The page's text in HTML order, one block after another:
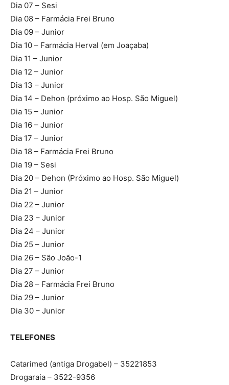
Dia 07 – Sesi
Dia 08 – Farmácia Frei Bruno
Dia 09 – Junior
Dia 10 – Farmácia Herval (em Joaçaba)
Dia 11 – Junior
Dia 12 – Junior
Dia 13 – Junior
Dia 14 – Dehon (próximo ao Hosp. São Miguel)
Dia 15 – Junior
Dia 16 – Junior
Dia 17 – Junior
Dia 18 – Farmácia Frei Bruno
Dia 19 – Sesi
Dia 20 – Dehon (Próximo ao Hosp. São Miguel)
Dia 21 – Junior
Dia 22 – Junior
Dia 23 – Junior
Dia 24 – Junior
Dia 25 – Junior
Dia 26 – São João-1
Dia 27 – Junior
Dia 28 – Farmácia Frei Bruno
Dia 29 – Junior
Dia 30 – Junior
TELEFONES
Catarimed (antiga Drogabel) – 35221853
Drogaraia – 3522-9356